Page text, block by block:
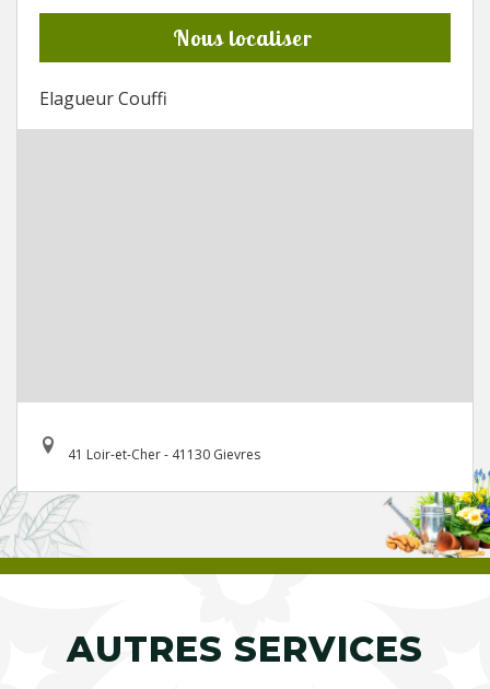
Nous localiser
Elagueur Couffi
41 Loir-et-Cher - 41130 Gievres
AUTRES SERVICES